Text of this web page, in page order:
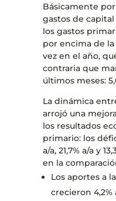
Básicamente
gastos de
los gastos
por encima de
vez en el año,
contraria que
últimos meses:
La dinámica
arrojó una
los resultados
primario: los
a/a, 21,7% a/a y
en la
Los aportes a
crecieron 4,2%